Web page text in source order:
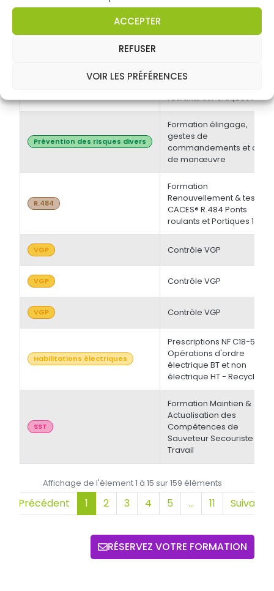
ACCEPTER
REFUSER
VOIR LES PRÉFÉRENCES
Manoeuvre -
Formation Initiale & tests
roulants et Portiques 1
Prévention des risques divers
Formation élingage,
gestes de
commandements et chef
de manœuvre
R.484
Formation
Renouvellement & tests
CACES® R.484 Ponts
roulants et Portiques 1
VGP Contrôle VGP
VGP Contrôle VGP
VGP Contrôle VGP
Habilitations électriques
Prescriptions NF C18-510 -
Opérations d'ordre
électrique BT et non
électrique HT - Recyclage
SST
Formation Maintien &
Actualisation des
Compétences de
Sauveteur Secouriste du
Travail
Affichage de l'élement 1 à 15 sur 159 éléments
Précédent 1 2 3 4 5 … 11 Suivant
RÉSERVEZ VOTRE FORMATION